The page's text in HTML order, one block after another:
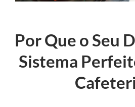
Por Que o Seu
Sistema